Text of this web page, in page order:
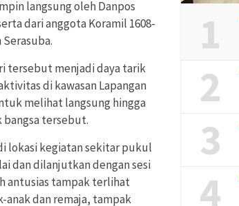
langsung oleh Danpos
dari anggota Koramil 1608-
tersebut menjadi daya tarik
di kawasan Lapangan
melihat langsung hingga
bangsa tersebut.
lokasi kegiatan sekitar pukul
dan dilanjutkan dengan sesi
antusias tampak terlihat
anak dan remaja, tampak
1
2
3
4